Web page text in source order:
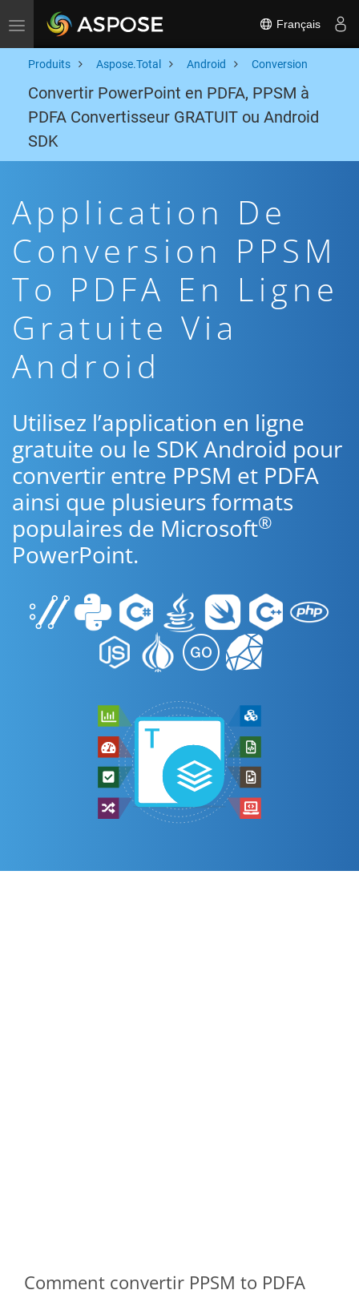
Toggle navigation Français
Produits Aspose.Total Android Conversion
Convertir PowerPoint en PDFA, PPSM à
PDFA Convertisseur GRATUIT ou Android
SDK
Application De
Conversion PPSM
To PDFA En Ligne
Gratuite Via
Android
Utilisez l’application en ligne
gratuite ou le SDK Android pour
convertir entre PPSM et PDFA
ainsi que plusieurs formats
populaires de Microsoft®
PowerPoint.
Comment convertir PPSM to PDFA